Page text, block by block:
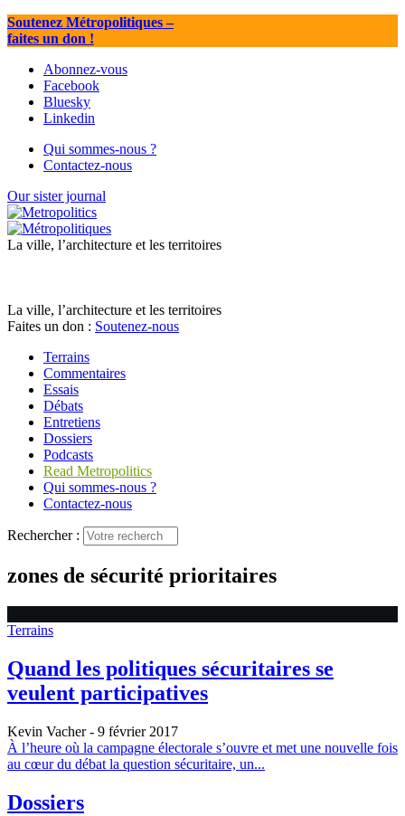
Soutenez Métropolitiques–
faites un don !
Abonnez-vous
Facebook
Bluesky
Linkedin
Qui sommes-nous ?
Contactez-nous
Our sister journal
La ville, l’architecture et les territoires
La ville, l’architecture et les territoires
Faites un don : Soutenez-nous
Terrains
Commentaires
Essais
Débats
Entretiens
Dossiers
Podcasts
Read Metropolitics
Qui sommes-nous ?
Contactez-nous
Rechercher :
zones de sécurité prioritaires
Terrains
Quand les politiques sécuritaires se
veulent participatives
Kevin Vacher- 9 février 2017
À l’heure où la campagne électorale s’ouvre et met une nouvelle fois
au cœur du débat la question sécuritaire, un...
Dossiers